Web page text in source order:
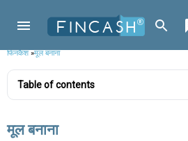
फिनकैश»मूल बनाना
Table of contents
मूल बनाना